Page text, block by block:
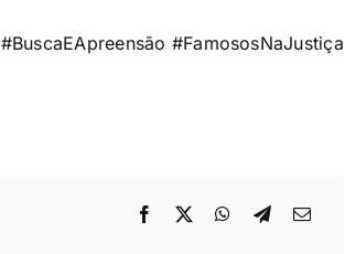
#BuscaEApreensão #FamososNaJustiça